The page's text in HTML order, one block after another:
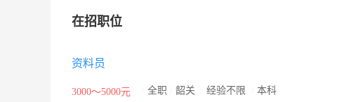
在招职位
资料员
3000～5000元 全职 韶关 经验不限 本科